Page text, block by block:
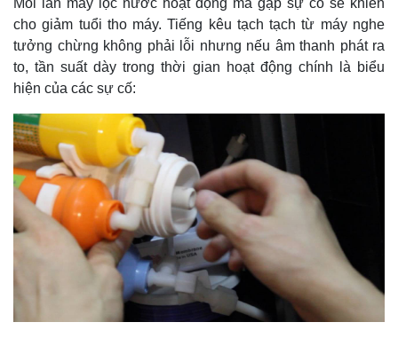
Mỗi lần máy lọc nước hoạt động mà gặp sự cố sẽ khiến
cho giảm tuổi tho máy. Tiếng kêu tạch tạch từ máy nghe
tưởng chừng không phải lỗi nhưng nếu âm thanh phát ra
to, tần suất dày trong thời gian hoạt động chính là biểu
hiện của các sự cố: